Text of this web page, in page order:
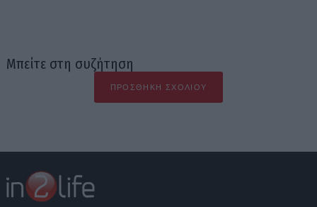
Μπείτε στη συζήτηση
ΠΡΟΣΘΉΚΗ ΣΧΟΛΊΟΥ